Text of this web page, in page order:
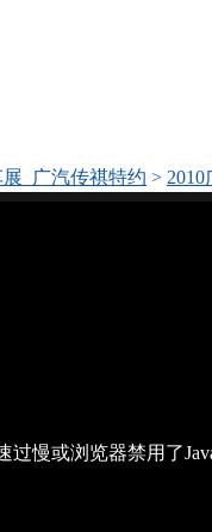
_广汽传祺特约 >
过慢或浏览器禁用了